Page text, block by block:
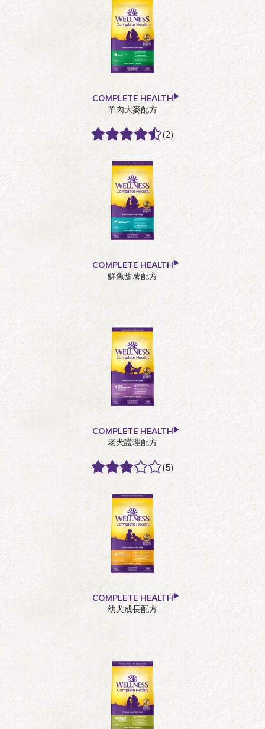
COMPLETE HEALTH
羊肉大麥配方
(2)
COMPLETE HEALTH
鮮魚甜薯配方
COMPLETE HEALTH
老犬護理配方
(5)
COMPLETE HEALTH
幼犬成長配方